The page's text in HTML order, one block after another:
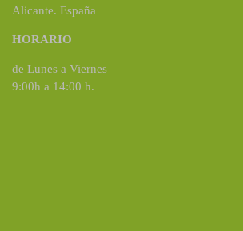
Alicante. España
HORARIO
de Lunes a Viernes
9:00h a 14:00 h.